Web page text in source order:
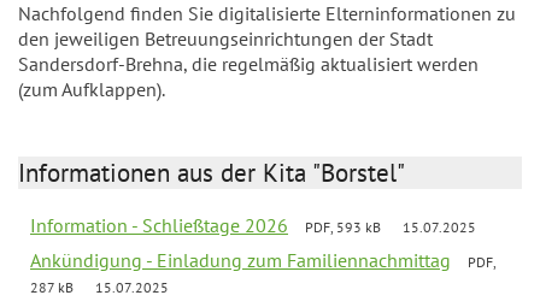
Nachfolgend finden Sie digitalisierte Elterninformationen zu
den jeweiligen Betreuungseinrichtungen der Stadt
Sandersdorf-Brehna, die regelmäßig aktualisiert werden
(zum Aufklappen).
Informationen aus der Kita "Borstel"
Information - Schließtage 2026 PDF, 593 kB 15.07.2025
Ankündigung - Einladung zum Familiennachmittag
PDF,
287 kB
15.07.2025